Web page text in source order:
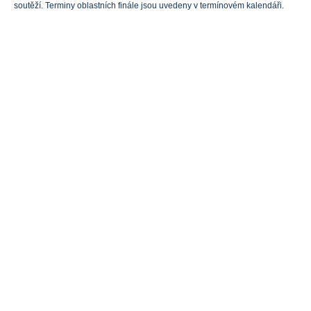
soutěží. Terminy oblastních finále jsou uvedeny v termínovém kalendáři.